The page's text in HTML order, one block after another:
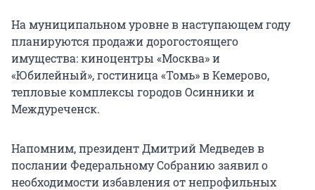
На муниципальном уровне в наступающем году
планируются продажи дорогостоящего
имущества: киноцентры «Москва» и
«Юбилейный», гостиница «Томь» в Кемерово,
тепловые комплексы городов Осинники и
Междуреченск.
Напомним, президент Дмитрий Медведев в
послании Федеральному Собранию заявил о
необходимости избавления от непрофильных